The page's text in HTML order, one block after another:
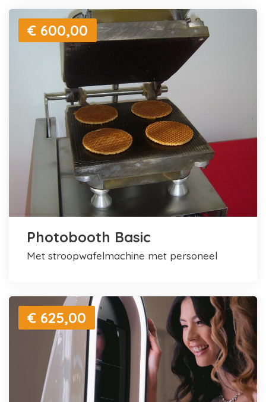
€ 600,00
Photobooth Basic
met stroopwafelmachine met personeel
€ 625,00